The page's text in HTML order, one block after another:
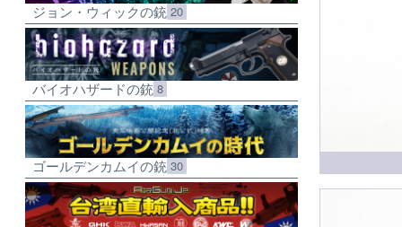
ジョン・ウィックの銃 20
バイオハザードの銃 8
ゴールデンカムイの銃 30